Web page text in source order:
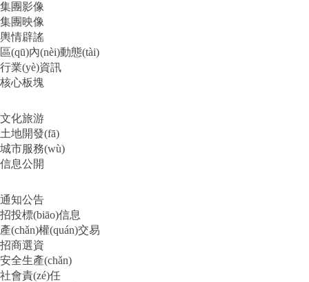
集團影像
集團映像
輿情辟謠
區(qū)內(nèi)動態(tài)
行業(yè)資訊
核心板塊
文化旅游
土地開發(fā)
城市服務(wù)
信息公開
通知公告
招投標(biāo)信息
產(chǎn)權(quán)交易
招商選資
安全生產(chǎn)
社會責(zé)任